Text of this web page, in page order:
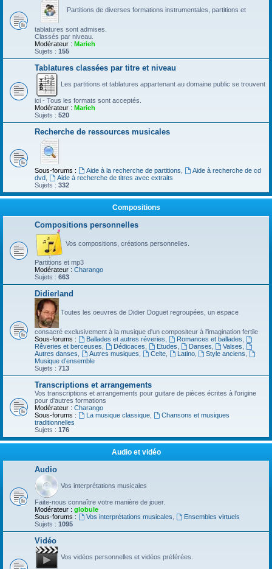
Partitions de diverses formations instrumentales, partitions et
tablatures sont admises.
Classés par niveau.
Modérateur : Marieh
Sujets : 155
Tablatures classées par titre et niveau
Les partitions et tablatures appartenant au domaine public se trouvent
ici - Tous les formats sont acceptés.
Modérateur : Marieh
Sujets : 520
Recherche de ressources musicales
Sous-forums : Aide à la recherche de partitions
Aide à recherche de cd
dvd
Aide à recherche de titres avec extraits
Sujets : 332
Compositions
Compositions personnelles
Vos compositions, créations personnelles.
Partitions et mp3
Modérateur : Charango
Sujets : 663
Didierland
Toutes les oeuvres de Didier Doguet regroupées, un espace
consacré exclusivement à la musique d'un compositeur à l'imagination fertile
Sous-forums :
Ballades et autres réveries Romances et ballades
Rêveries et berceuses
Dédicaces Etudes Danses Valses
Autres danses
Autres musiques Celte, Latino, Style anciens
Musique d’ensemble
Sujets : 713
Transcriptions et arrangements
Vos transcriptions et arrangements pour guitare de pièces écrites à l'origine
pour d'autres formations
Modérateur : Charango
Sous-forums :
La musique classique,
Chansons et musiques
traditionnelles
Sujets : 176
Audio et vidéo
Audio
Vos interprétations musicales
Faite-nous connaître votre manière de jouer.
Modérateur : globule
Sous-forums :
Vos interprétations musicales
Ensembles virtuels
Sujets : 1095
Vidéo
Vos vidéos personnelles et vidéos préférées.